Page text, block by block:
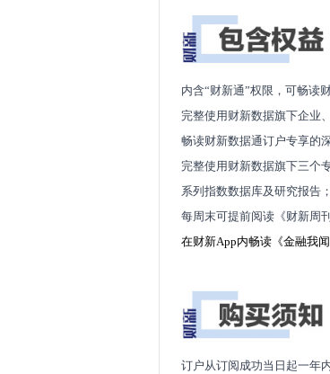
内含“财新通”权限，可畅读
完整使用财新数据旗下企业
畅读财新数据通订户专享的
完整使用财新数据旗下三个
系列指数数据库及研究报告；
每周末可提前阅读《财新周
在财新App内畅读《金融我闻
订户从订阅成功当日起一年